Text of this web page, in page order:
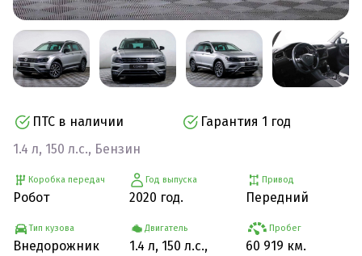
ПТС в наличии
Гарантия 1 год
1.4 л, 150 л.с., Бензин
Коробка передач
Робот
Тип кузова
Внедорожник
Год выпуска
2020 год.
Двигатель
1.4 л, 150 л.с.,
Привод
Передний
Пробег
60 919 км.